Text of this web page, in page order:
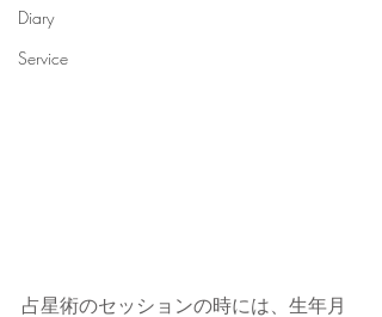
Diary
Service
占星術のセッションの時には、生年月